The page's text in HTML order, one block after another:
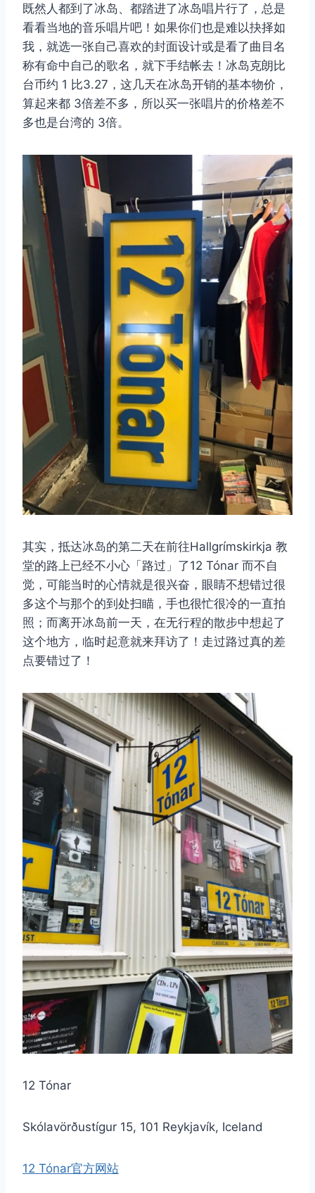
既然人都到了冰岛、都踏进了冰岛唱片行了，总是
看看当地的音乐唱片吧！如果你们也是难以抉择如
我，就选一张自己喜欢的封面设计或是看了曲目名
称有命中自己的歌名，就下手结帐去！冰岛克朗比
台币约 1 比3.27，这几天在冰岛开销的基本物价，
算起来都 3倍差不多，所以买一张唱片的价格差不
多也是台湾的 3倍。
其实，抵达冰岛的第二天在前往Hallgrímskirkja 教
堂的路上已经不小心「路过」了12 Tónar 而不自
觉，可能当时的心情就是很兴奋，眼睛不想错过很
多这个与那个的到处扫瞄，手也很忙很冷的一直拍
照；而离开冰岛前一天，在无行程的散步中想起了
这个地方，临时起意就来拜访了！走过路过真的差
点要错过了！
12 Tónar
Skólavörðustígur 15, 101 Reykjavík, Iceland
12 Tónar官方网站